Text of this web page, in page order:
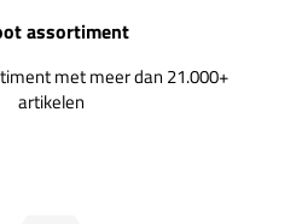
assortiment
met meer dan 21.000+
artikelen